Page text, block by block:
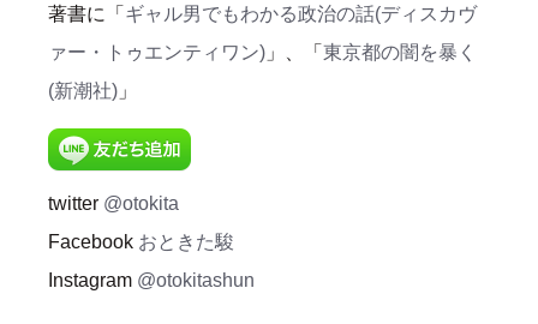
著書に「 ギャル男でもわかる政治の話(ディスカヴ
ァー・トゥエンティワン) 」、「 東京都の闇を暴く
(新潮社) 」
twitter @otokita
Facebook おときた駿
Instagram @otokitashun